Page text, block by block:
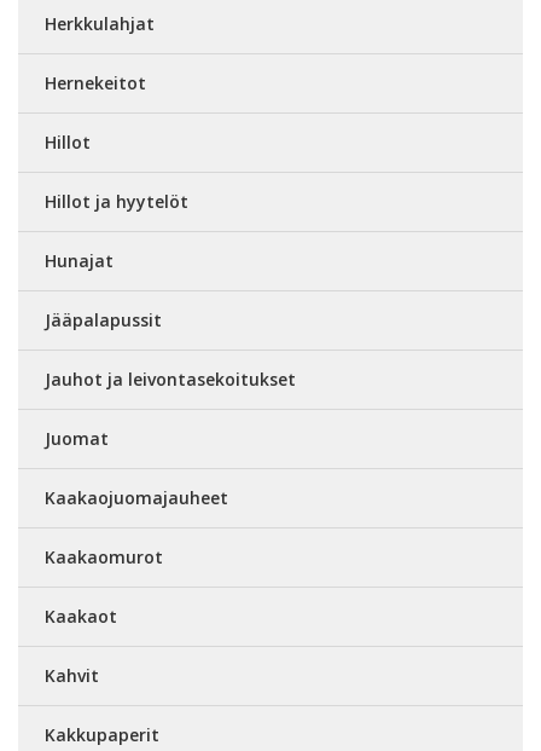
Herkkulahjat
Hernekeitot
Hillot
Hillot ja hyytelöt
Hunajat
Jääpalapussit
Jauhot ja leivontasekoitukset
Juomat
Kaakaojuomajauheet
Kaakaomurot
Kaakaot
Kahvit
Kakkupaperit